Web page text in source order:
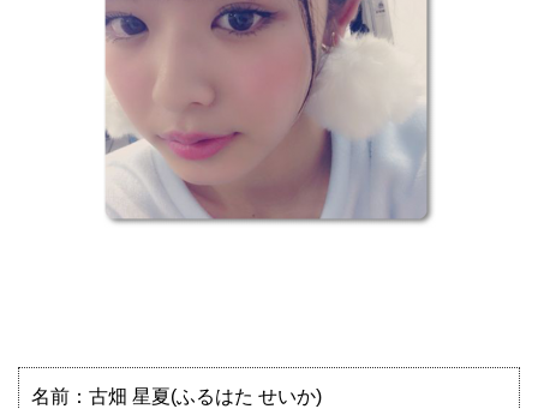
名前：古畑 星夏(ふるはた せいか)